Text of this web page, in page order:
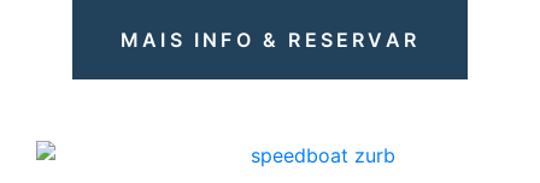
MAIS INFO & RESERVAR